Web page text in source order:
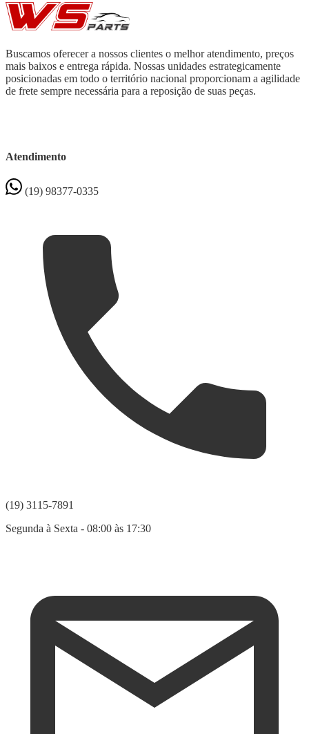
Buscamos oferecer a nossos clientes o melhor atendimento, preços
mais baixos e entrega rápida. Nossas unidades estrategicamente
posicionadas em todo o território nacional proporcionam a agilidade
de frete sempre necessária para a reposição de suas peças.
Atendimento
(19) 98377-0335
(19) 3115-7891
Segunda à Sexta - 08:00 às 17:30